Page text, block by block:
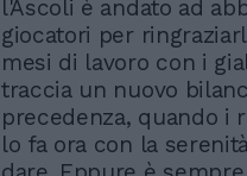
l'Ascoli è andato ad
giocatori per
mesi di lavoro con i
traccia un nuovo
precedenza, quando i
lo fa ora con la